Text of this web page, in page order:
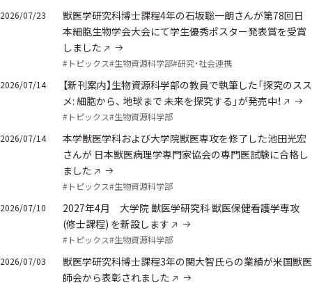
2026/07/23
獣医学研究科博士課程4年の石坂聡一朗さんが第78回日
本細胞生物学会大会にて学生優秀ポスター発表賞を受賞
しました
#トピックス#生物資源科学部#研究・社会連携
2026/07/14
【新刊案内】生物資源科学部の教員で執筆した「探究のスス
メ: 細胞から、 地球まで 未来を探究する」が発売中！
#トピックス#生物資源科学部
2026/07/14
本学獣医学科および大学院獣医専攻を修了した池田光宏
さんが 日本獣医病理学専門家協会の専門医試験に合格し
ました
#トピックス#生物資源科学部
2026/07/10
2027年4月 大学院 獣医学研究科 獣医保健看護学専攻
(修士課程) を新設します
#トピックス#生物資源科学部
2026/07/03
獣医学研究科博士課程3年の関大智氏らの業績が米国獣医
師会から表彰されました